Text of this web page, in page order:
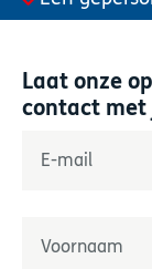
Laat onze
contact met